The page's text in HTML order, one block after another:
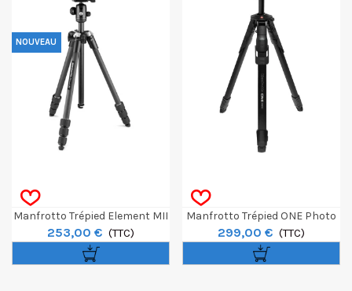
NOUVEAU
Manfrotto Trépied Element MII
Mobile Noir 4 Sections BH1
253,00 € (TTC)
Manfrotto Trépied ONE Photo
En Aluminium
299,00 € (TTC)